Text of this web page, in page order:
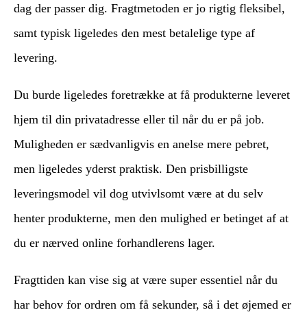
dag der passer dig. Fragtmetoden er jo rigtig fleksibel,
samt typisk ligeledes den mest betalelige type af
levering.
Du burde ligeledes foretrække at få produkterne leveret
hjem til din privatadresse eller til når du er på job.
Muligheden er sædvanligvis en anelse mere pebret,
men ligeledes yderst praktisk. Den prisbilligste
leveringsmodel vil dog utvivlsomt være at du selv
henter produkterne, men den mulighed er betinget af at
du er nærved online forhandlerens lager.
Fragttiden kan vise sig at være super essentiel når du
har behov for ordren om få sekunder, så i det øjemed er